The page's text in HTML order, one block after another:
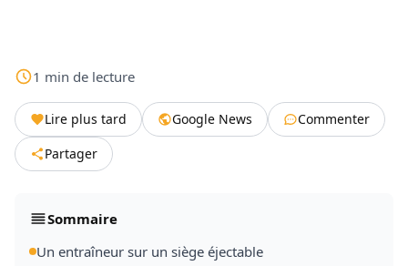
1 min de lecture
Lire plus tard Google News
Commenter
Partager
Sommaire
Un entraîneur sur un siège éjectable